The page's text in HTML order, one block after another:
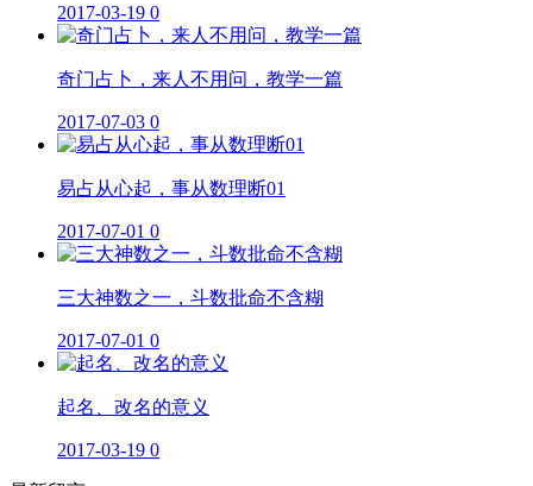
2017-03-19 0
奇门占卜，来人不用问，教学一篇
2017-07-03 0
易占从心起，事从数理断01
2017-07-01 0
三大神数之一，斗数批命不含糊
2017-07-01 0
起名、改名的意义
2017-03-19 0